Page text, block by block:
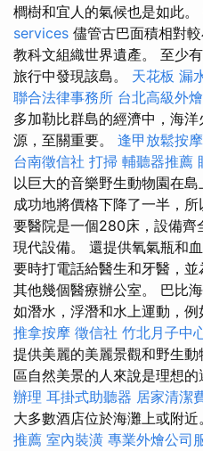
櫚樹和宜人的氣候也是如此。
services 儘管古巴面積相對
教科文組織世界遺產。 至少
旅行中發現該島。 天花板 漏
聯合法律事務所 台北高級外
多加勒比群島的經濟中，海
源，至關重要。 逢甲放鬆按摩
台南徵信社 打掃 輔聽器推薦
以巨大的音樂野生動物園在
成功地將價格下降了一半，
要醫院是一個280床，設備齊
現代設備。 還提供氧氣瓶和
要時打電話給醫生和牙醫，
其他幾個醫療辦公室。 巴比
如潛水，浮潛和水上運動，例
推拿按摩 徵信社 竹北月子中
提供美麗的美麗景觀和野生
區自然美景的人來說是理想的
辦理 耳掛式助聽器 居家清潔
大多數酒店位於海灘上或附近
推薦 室內裝潢 專業外燴公司